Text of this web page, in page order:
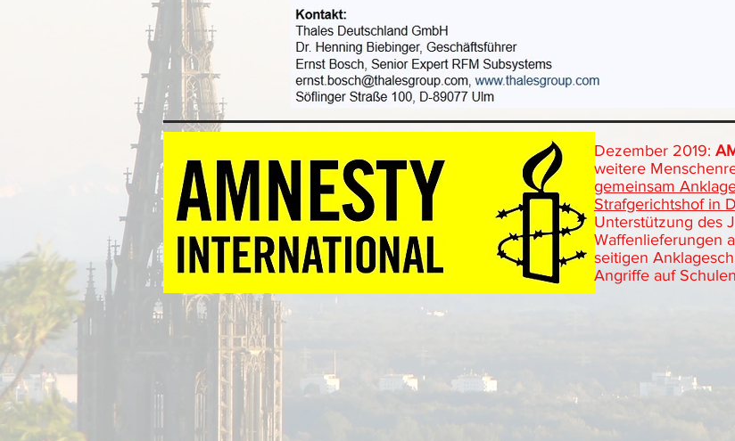
Dezember 2019:
weitere
gemeinsam
Strafgerichtshof in
Unterstützung des
Waffenlieferungen
seitigen
Angriffe auf